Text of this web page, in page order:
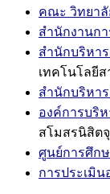
คณะ วิทยา
สำนักงานก
สำนักบริหา
เทคโนโลยีส
สำนักบริหา
องค์การบริ
สโมสรนิสิต
ศูนย์การศึก
การประเมิ